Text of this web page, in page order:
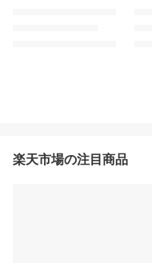
楽天市場の注目商品